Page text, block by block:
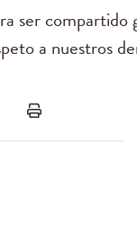
ser
a nuestros